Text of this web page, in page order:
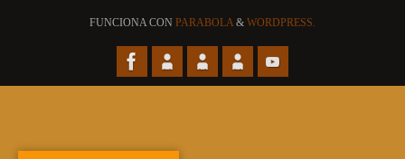
FUNCIONA CON PARABOLA & WORDPRESS.